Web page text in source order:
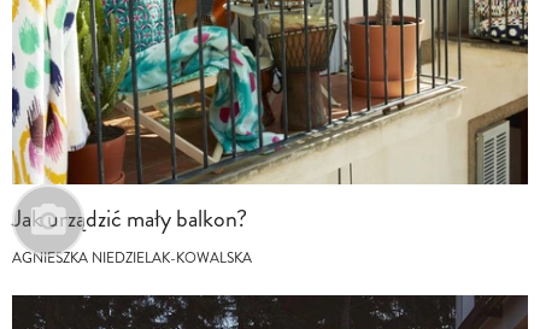
Jak urządzić mały balkon?
AGNIESZKA NIEDZIELAK-KOWALSKA